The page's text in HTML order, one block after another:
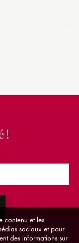
!
contenu et les
sociaux et pour
des informations sur